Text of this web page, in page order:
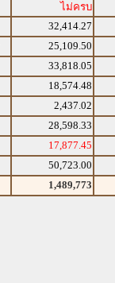
ไม่ครบ
32,414.27
25,109.50
33,818.05
18,574.48
2,437.02
28,598.33
17,877.45
50,723.00
1,489,773